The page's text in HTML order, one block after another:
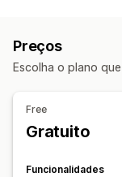
Editor de arrastar e
Regras
Ofertas e
Proteção de envio
Pacotes
Preços
Escolha o plano
Free
Gratuito
Funcionalidades